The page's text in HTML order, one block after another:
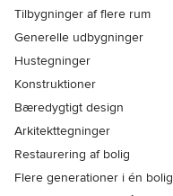
Tilbygninger af flere rum
Generelle udbygninger
Hustegninger
Konstruktioner
Bæredygtigt design
Arkitekttegninger
Restaurering af bolig
Flere generationer i én bolig